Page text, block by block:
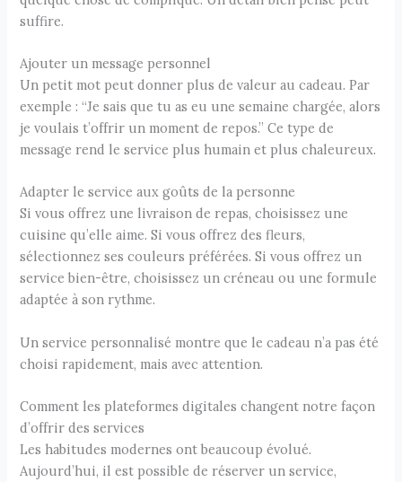
suffire.
Ajouter un message personnel
Un petit mot peut donner plus de valeur au cadeau. Par
exemple : “Je sais que tu as eu une semaine chargée, alors
je voulais t’offrir un moment de repos.” Ce type de
message rend le service plus humain et plus chaleureux.
Adapter le service aux goûts de la personne
Si vous offrez une livraison de repas, choisissez une
cuisine qu’elle aime. Si vous offrez des fleurs,
sélectionnez ses couleurs préférées. Si vous offrez un
service bien-être, choisissez un créneau ou une formule
adaptée à son rythme.
Un service personnalisé montre que le cadeau n’a pas été
choisi rapidement, mais avec attention.
Comment les plateformes digitales changent notre façon
d’offrir des services
Les habitudes modernes ont beaucoup évolué.
Aujourd’hui, il est possible de réserver un service,